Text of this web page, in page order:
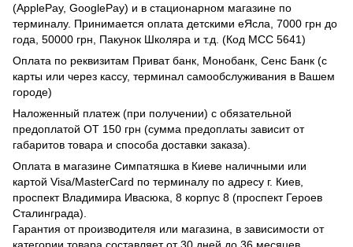
(ApplePay, GooglePay) и в стационарном магазине по
терминалу. Принимается оплата детскими еЯсла, 7000 грн до
года, 50000 грн, Пакунок Школяра и т.д. (Код МСС 5641)
Оплата по реквизитам Приват банк, Монобанк, Сенс Банк (с
карты или через кассу, терминал самообслуживания в Вашем
городе)
Наложенный платеж (при получении) с обязательной
предоплатой ОТ 150 грн (сумма предоплаты зависит от
габаритов товара и способа доставки заказа).
Оплата в магазине Симпатяшка в Киеве наличными или
картой Visa/MasterCard по терминалу по адресу г. Киев,
проспект Владимира Ивасюка, 8 корпус 8 (проспект Героев
Сталинграда).
Гарантия от производителя или магазина, в зависимости от
категории товара составляет от 30 дней до 36 месяцев.